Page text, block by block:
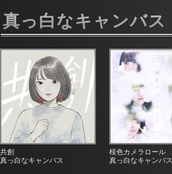
真っ白なキャンバス
共創
真っ白なキャンバス
桜色カメラロール
真っ白なキャンバス